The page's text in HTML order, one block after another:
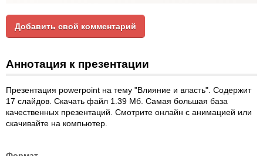
Добавить свой комментарий
Аннотация к презентации
Презентация powerpoint на тему "Влияние и власть". Содержит
17 слайдов. Скачать файл 1.39 Мб. Самая большая база
качественных презентаций. Смотрите онлайн с анимацией или
скачивайте на компьютер.